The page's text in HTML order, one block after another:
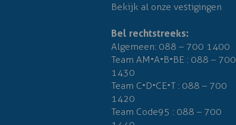
Bekijk al onze vestigingen
Bel rechtstreeks:
Algemeen: 088 – 700 1400
Team AM•A•B•BE : 088 – 700
1430
Team C•D•CE•T : 088 – 700
1420
Team Code95 : 088 – 700